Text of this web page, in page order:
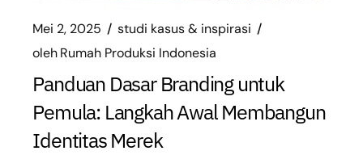
Mei 2, 2025
studi kasus & inspirasi
olehRumah Produksi Indonesia
Panduan Dasar Branding untuk
Pemula: Langkah Awal Membangun
Identitas Merek